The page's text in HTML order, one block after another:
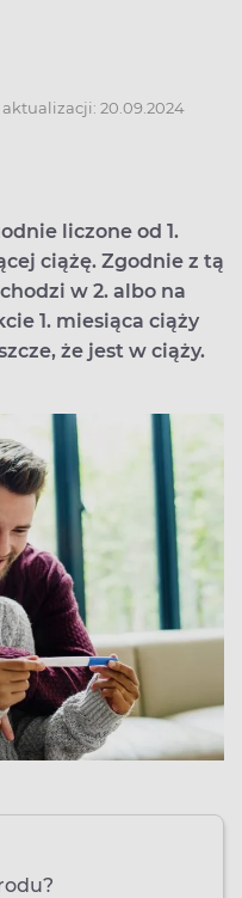
20.09.2024
liczone od 1.
ciążę. Zgodnie z tą
w 2. albo na
1. miesiąca ciąży
że jest w ciąży.